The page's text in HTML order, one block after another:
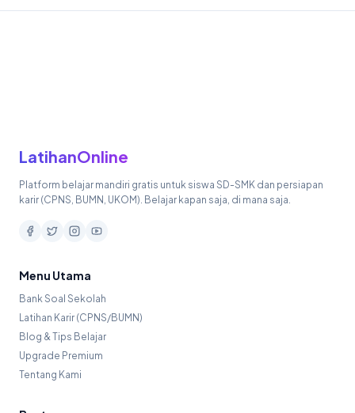
LatihanOnline
Platform belajar mandiri gratis untuk siswa SD-SMK dan persiapan
karir (CPNS, BUMN, UKOM). Belajar kapan saja, di mana saja.
Menu Utama
Bank Soal Sekolah
Latihan Karir (CPNS/BUMN)
Blog & Tips Belajar
Upgrade Premium
Tentang Kami